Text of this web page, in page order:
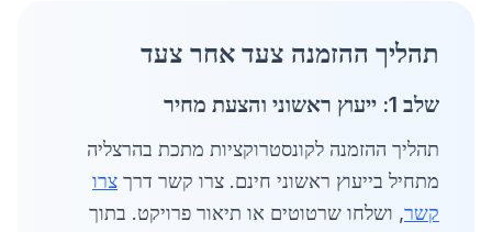
תהליך ההזמנה צעד אחר צעד
שלב 1: ייעוץ ראשוני והצעת מחיר
תהליך ההזמנה לקונסטרוקציות מתכת בהרצליה
מתחיל בייעוץ ראשוני חינם. צרו קשר דרך צרו
קשר, ושלחו שרטוטים או תיאור פרויקט. בתוך